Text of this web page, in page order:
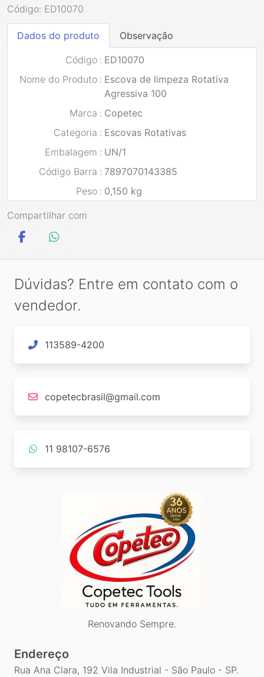
Código: ED10070
Dados do produto Observação
Código : ED10070
Nome do Produto : Escova de limpeza Rotativa
Agressiva 100
Marca : Copetec
Categoria : Escovas Rotativas
Embalagem : UN/1
Código Barra : 7897070143385
Peso : 0,150 kg
Compartilhar com
Dúvidas? Entre em contato com o
vendedor.
113589-4200
copetecbrasil@gmail.com
11 98107-6576
Renovando Sempre.
Endereço
Rua Ana Clara, 192 Vila Industrial - São Paulo - SP.